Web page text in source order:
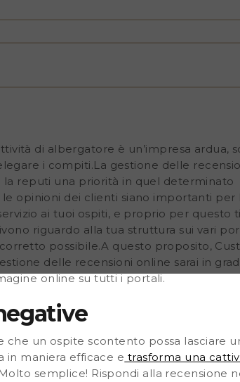
di albergatore è un’impresa ardua,
i compiti.La gestione delle
la reputi una priorità in quel determinato
opinioni dei clienti siano importanti per
ai tuoi ospiti, e proprio per questo
riguardo alla tua struttura sui vari
possibile.A questo proposito,
delle recensioni online sarai in
online su tutti i portali.
un ospite scontento possa lasciare
in maniera efficace e trasforma una
semplice! Rispondi alla recensione